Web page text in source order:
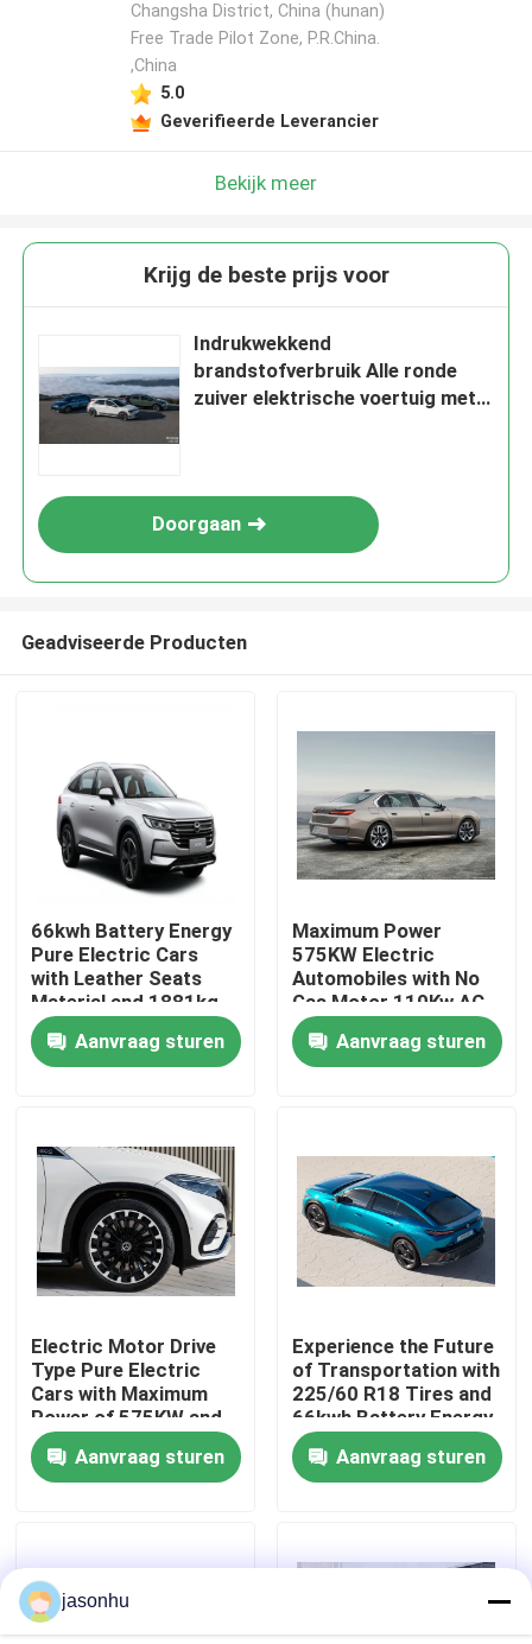
Thuis
Producten
Fabrieksreis
Kwaliteitscontrole
Vraag een offerte aan
gebruikte auto's
Grote Elektrische Auto's
Changsha District, China (hunan)
Free Trade Pilot Zone, P.R.China.
,China
5.0
Geverifieerde Leverancier
Bekijk meer
Krijg de beste prijs voor
Indrukwekkend
brandstofverbruik Alle ronde
zuiver elektrische voertuig met
Doorgaan
Geadviseerde Producten
66kwh Battery Energy
Pure Electric Cars
with Leather Seats
Material and 1881kg
Kerb Weight
Aanvraag sturen
Maximum Power
575KW Electric
Automobiles with No
Gas Motor 110Kw AC
Synchrounous Electric
MotorAanvraag sturen
Electric Motor Drive
Type Pure Electric
Cars with Maximum
Power of 575KW and
Kerb Weight of
1881kgAanvraag sturen
Experience the Future
of Transportation with
225/60 R18 Tires and
66kwh Battery Energy
Zero Emission Cars
Aanvraag sturen
jasonhu